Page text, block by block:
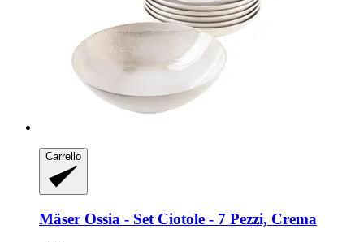
Carrello
Mäser Ossia -​ Set Ciotole -​ 7 Pezzi, Crema